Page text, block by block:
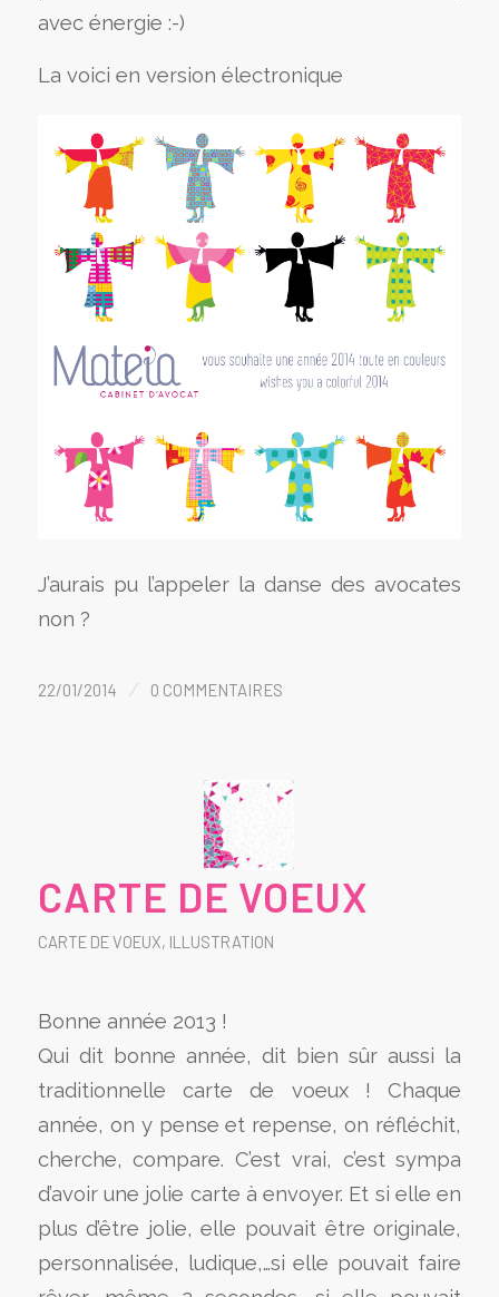
avec énergie :-)
La voici en version électronique
J’aurais pu l’appeler la danse des avocates
non ?
22/01/2014 / 0 COMMENTAIRES
CARTE DE VOEUX
CARTE DE VOEUX, ILLUSTRATION
Bonne année 2013 !
Qui dit bonne année, dit bien sûr aussi la
traditionnelle carte de voeux ! Chaque
année, on y pense et repense, on réfléchit,
cherche, compare. C’est vrai, c’est sympa
d’avoir une jolie carte à envoyer. Et si elle en
plus d’être jolie, elle pouvait être originale,
personnalisée, ludique,…si elle pouvait faire